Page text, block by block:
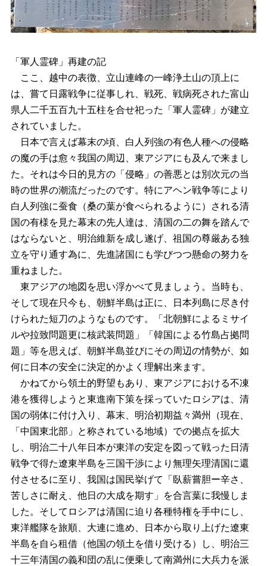
「軍人霊碑」再建の記
ここ、越中の表徴、立山連峰の一峰浄土山の頂上に
は、嘗て日露戦争に従事しれ、戦死、戦病死された富山
県人二千五百九十五柱を合せ祀った「軍人霊碑」が建立
されていました。
日本で言えば幕末の頃、白人列強の有色人種への侵略
の魔の手は愈々我国の周辺、東アジアにも及んで来まし
た。それは今日的見方の「侵略」の善悪とは別次元の当
時の世界の潮流だったのです。特にアヘン戦争等により
白人列強に蚕食（桑の葉が食べられるように）される清
国の有様を見た幕末の先人達は、清国の二の舞を踏んで
はならないと、明治維新を成し遂げ、祖国の尊厳ある独
立を守り通す為に、先進諸国にも学びつつ懸命の努力を
重ねました。
東アジアの地図を思い浮かべて見ましょう。当時も、
そして現在只今も、朝鮮半島は正に、日本列島に尽き付
けられた短刀のようなものです。「北朝鮮によるミサイ
ルや拉致問題更に核武装問題」「韓国による竹島占拠問
題」等を思えば、朝鮮半島並びにその周辺の情勢が、如
何に日本の安全に決定的かよく理解出来ます。
かねてから領土的野望もあり、東アジアにおける不凍
港を獲得しようと東進南下策を採っていたロシアは、清
国の弱体に付け入り、幕末、明治初期益々満州（現在、
「中国東北部」と称されている地域）での拠点を拡大
し、明治二十八年日本が東洋の安定を図って戦った日清
戦争で得た遼東半島を三国干渉により無理矢理清国に還
付させるに至り、我国は国民挙げて「臥薪嘗胆ー辛さ、
苦しさに耐え、他日の大成を期す」を合言葉に我慢しま
した。そしてロシアは清国に迫り各種特権を手中にし、
東洋艦隊を旅順、大連に進め、日本から取り上げた遼東
半島を自ら租借（他国の領土を借り受ける）し、明治三
十三年清国の義和団の乱に便乗して南満州に大兵力を派